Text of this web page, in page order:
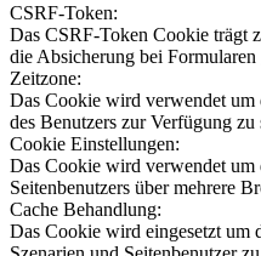
CSRF-Token:
Das CSRF-Token Cookie trägt
die Absicherung bei
Zeitzone:
Das Cookie wird verwendet um
des Benutzers zur Verfügung zu
Cookie Einstellungen:
Das Cookie wird verwendet um
Seitenbenutzers über mehrere
Cache Behandlung:
Das Cookie wird eingesetzt um